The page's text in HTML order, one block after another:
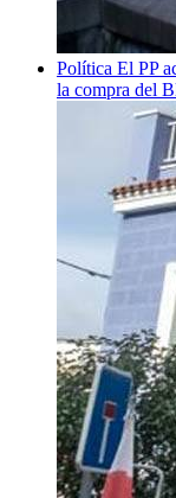
Política El PP
la compra del